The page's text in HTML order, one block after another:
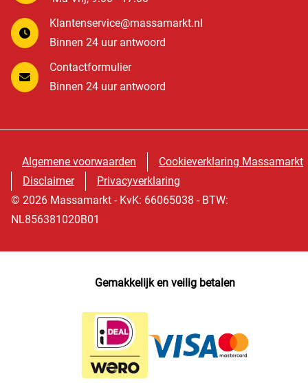
Klantenservice@massamarkt.nl
Binnen 24 uur antwoord
Contactformulier
Binnen 24 uur antwoord
Algemene voorwaarden
Cookieverklaring Massamarkt
Disclaimer
Privacyverklaring
© 2026 Massamarkt - KvK: 66065038 - BTW:
NL856381020B01
Gemakkelijk en veilig betalen